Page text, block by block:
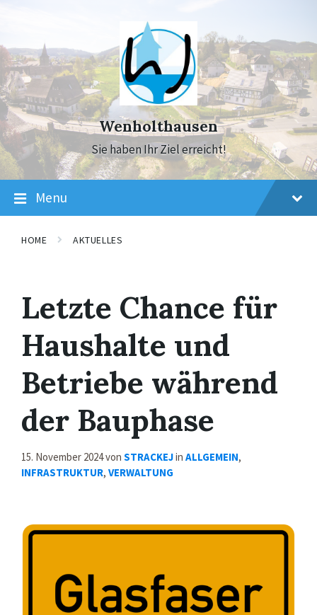
navigation
Wenholthausen
Sie haben Ihr Ziel erreicht!
Menu
HOME AKTUELLES
Letzte Chance für
Haushalte und
Betriebe während
der Bauphase
15. November 2024von STRACKEJin ALLGEMEIN,
INFRASTRUKTUR, VERWALTUNG